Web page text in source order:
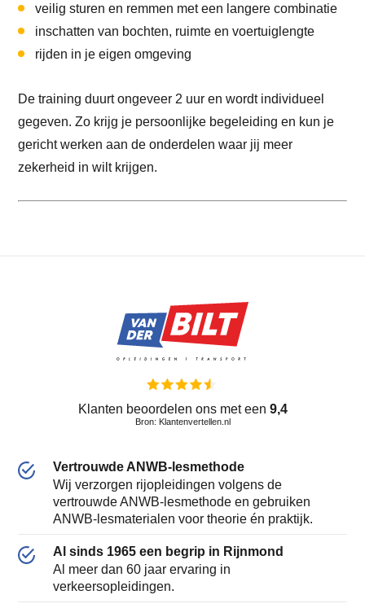
veilig sturen en remmen met een langere combinatie
inschatten van bochten, ruimte en voertuiglengte
rijden in je eigen omgeving
De training duurt ongeveer 2 uur en wordt individueel
gegeven. Zo krijg je persoonlijke begeleiding en kun je
gericht werken aan de onderdelen waar jij meer
zekerheid in wilt krijgen.
Klanten beoordelen ons met een 9,4
Bron: Klantenvertellen.nl
Vertrouwde ANWB-lesmethode
Wij verzorgen rijopleidingen volgens de
vertrouwde ANWB-lesmethode en gebruiken
ANWB-lesmaterialen voor theorie én praktijk.
Al sinds 1965 een begrip in Rijnmond
Al meer dan 60 jaar ervaring in
verkeersopleidingen.